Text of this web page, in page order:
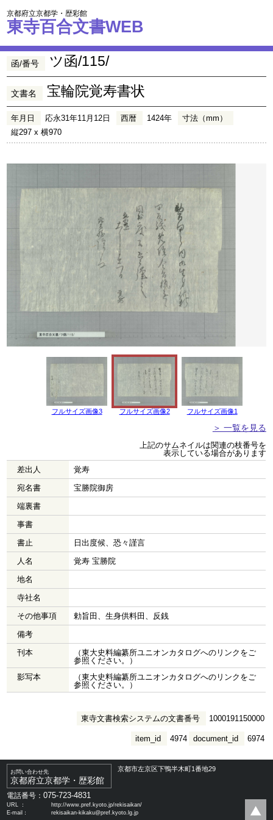
京都府立京都学・歴彩館
東寺百合文書WEB
函/番号 ツ函/115/
文書名 宝輪院覚寿書状
年月日 応永31年11月12日 西暦 1424年
寸法（mm）
縦297 x 横970
フルサイズ画像3 フルサイズ画像2 フルサイズ画像1
＞ 一覧を見る
上記のサムネイルは関連の枝番号を
表示している場合があります
差出人
覚寿
宛名書
宝勝院御房
端裏書
事書
書止
日出度候、恐々謹言
人名
覚寿 宝勝院
地名
寺社名
その他事項
勅旨田、生身供料田、反銭
備考
刊本
（東大史料編纂所ユニオンカタログへのリンクをご
参照ください。）
影写本
（東大史料編纂所ユニオンカタログへのリンクをご
参照ください。）
東寺文書検索システムの文書番号 1000191150000
document_id 6974
item_id 4974
お問い合わせ先
京都府立京都学・歴彩館
京都市左京区下鴨半木町1番地29
電話番号：075-723-4831
URL ：
http://www.pref.kyoto.jp/rekisaikan/
E-mail：
rekisaikan-kikaku@pref.kyoto.lg.jp